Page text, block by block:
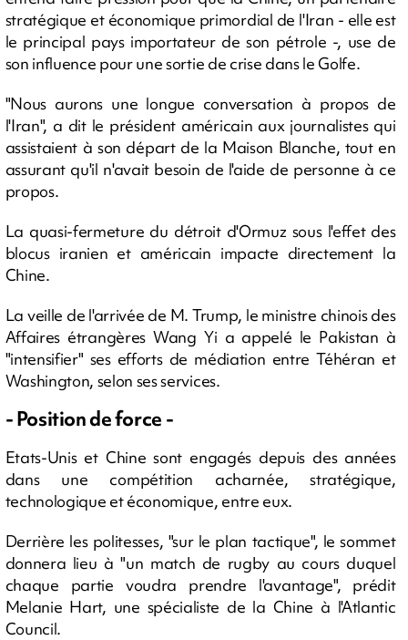
stratégique et économique primordial de l'Iran - elle est
le principal pays importateur de son pétrole -, use de
son influence pour une sortie de crise dans le Golfe.
"Nous aurons une longue conversation à propos de
l'Iran", a dit le président américain aux journalistes qui
assistaient à son départ de la Maison Blanche, tout en
assurant qu'il n'avait besoin de l'aide de personne à ce
propos.
La quasi-fermeture du détroit d'Ormuz sous l'effet des
blocus iranien et américain impacte directement la
Chine.
La veille de l'arrivée de M. Trump, le ministre chinois des
Affaires étrangères Wang Yi a appelé le Pakistan à
"intensifier" ses efforts de médiation entre Téhéran et
Washington, selon ses services.
- Position de force -
Etats-Unis et Chine sont engagés depuis des années
dans une compétition acharnée, stratégique,
technologique et économique, entre eux.
Derrière les politesses, "sur le plan tactique", le sommet
donnera lieu à "un match de rugby au cours duquel
chaque partie voudra prendre l'avantage", prédit
Melanie Hart, une spécialiste de la Chine à l'Atlantic
Council.